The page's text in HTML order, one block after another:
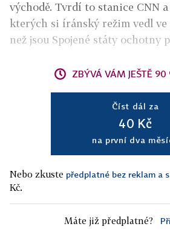
východě. Tvrdí to stanice CNN a
kterých si íránský režim vedl ve
než jsou Spojené státy ochotny
ZBÝVÁ VÁM JEŠTĚ 90
Číst dál za
40 Kč
na první dva
Nebo zkuste předplatné bez reklam a
Kč.
Máte již předplatné?